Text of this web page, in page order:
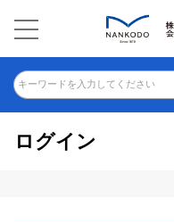
キーワードを入力してください
ログイン